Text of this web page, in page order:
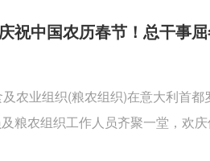
祝中国农历春节！总干事
农业组织(粮农组织)在意大利首都
粮农组织工作人员齐聚一堂，欢庆